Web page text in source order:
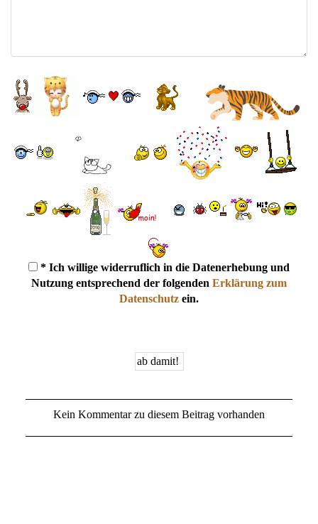
* Ich willige widerruflich in die Datenerhebung und
Nutzung entsprechend der folgenden Erklärung zum
Datenschutz ein.
Kein Kommentar zu diesem Beitrag vorhanden